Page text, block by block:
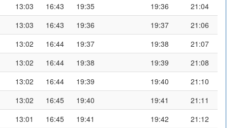
13:03 16:43 19:35 19:36
21:04
13:03 16:43 19:36 19:37
21:06
13:02 16:44 19:37 19:38
21:07
13:02 16:44 19:38 19:39
21:08
13:02 16:44 19:39 19:40
21:10
13:02 16:45 19:40 19:41
21:11
13:01 16:45 19:41 19:42
21:12